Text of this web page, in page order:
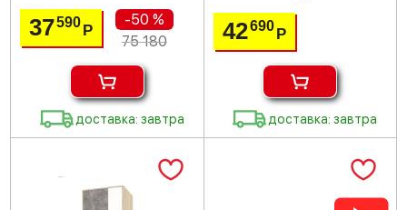
37590Р
-50 %
75 180
доставка: завтра
42690 Р
доставка: завтра